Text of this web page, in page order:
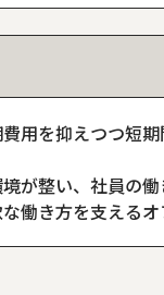
用を抑えつつ短
が整い、社員の
働き方を支える